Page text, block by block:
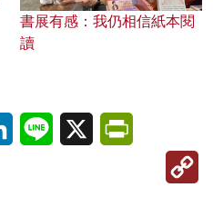
書展有感：我仍相信紙本閱
讀
LinkedInLine X